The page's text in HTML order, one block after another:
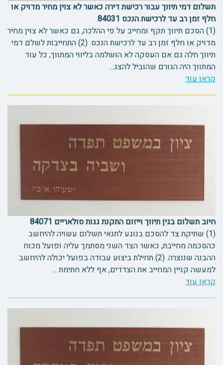
תשלום דמי תיווך עבור רכישת דירה כאשר לא צוין מחיר מדויק או
חלף זמן רב עד לרכישת הנכס 84031
(1) הסכם תיווך תקף ומחייב על פי ההלכה, גם כאשר לא צוין מחיר
מדויק או חלף זמן רב עד לרכישת הנכס. (2) התחייבות לשלם דמי
תיווך חלה גם אם העסקה לא הושלמה בליווי המתווך, כל עוד
המתווך היה הגורם שהוביל להצג...
קראו עוד
חיוב תשלום בגין תיווך וייזום התקנת גגות סולאריים 84071
(1) שתיקת צד להסכם בנוגע לתנאי תשלום עשויה להיחשב
כהסכמה מחייבת, כאשר הצד השני מסתמך עליה ופועל מכוח
ההבנה שנוצרה. (2) תחילת ביצוע עבודה בפועל יכולה להיחשב
למעשה קניין המחייב את הצדדים, אף ללא חתימת ...
קראו עוד